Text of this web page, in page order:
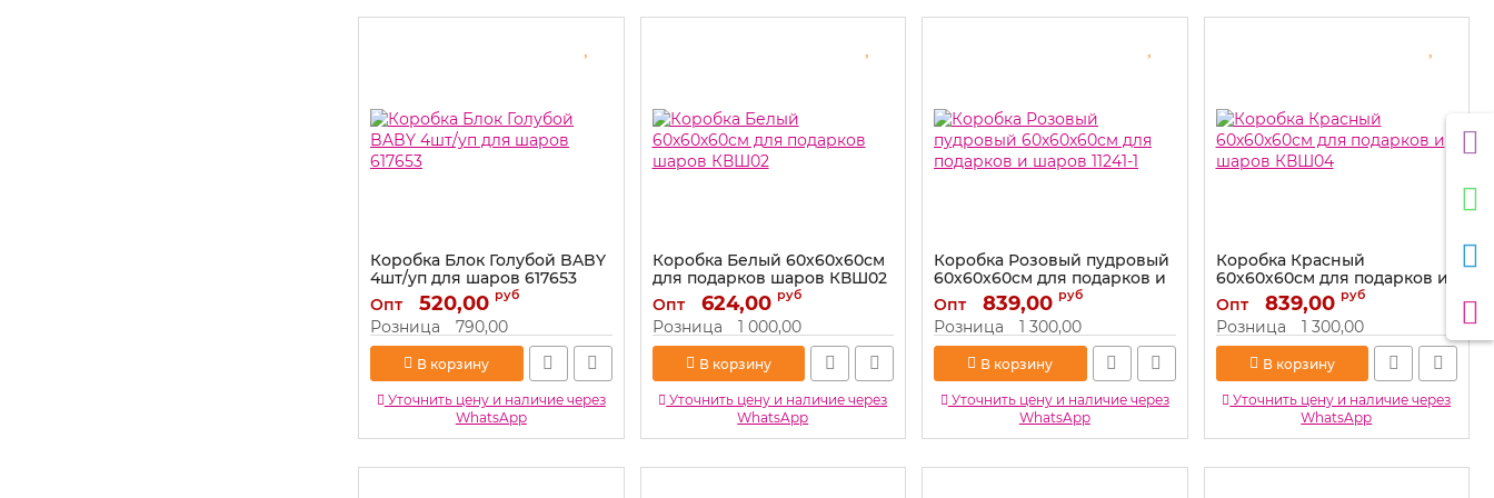
Коробка Блок Голубой BABY
4шт/уп для шаров 617653
Артикул: 617653
Опт 520,00 руб
Розница 790,00
В корзину
Уточнить цену и наличие через
WhatsApp
Коробка Белый 60х60х60см
для подарков шаров КВШ02
Артикул: КВШ02
Опт 624,00 руб
Розница 1 000,00
В корзину
Уточнить цену и наличие через
WhatsApp
Коробка Розовый пудровый
60х60х60см для подарков и
шаров 11241-1
Артикул: 11241-1
Опт 839,00 руб
Розница 1 300,00
В корзину
Уточнить цену и наличие через
WhatsApp
Коробка Красный
60х60х60см для подарков и
шаров КВШ04
Артикул: КВШ04
Опт 839,00 руб
Розница 1 300,00
В корзину
Уточнить цену и наличие через
WhatsApp